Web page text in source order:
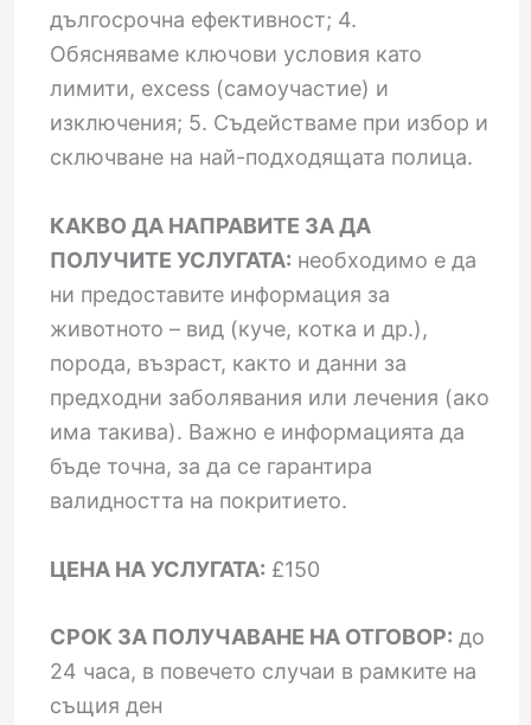
дългосрочна ефективност; 4.
Обясняваме ключови условия като
лимити, excess (самоучастие) и
изключения; 5. Съдействаме при избор и
сключване на най-подходящата полица.
КАКВО ДА НАПРАВИТЕ ЗА ДА
ПОЛУЧИТЕ УСЛУГАТА: необходимо е да
ни предоставите информация за
животното – вид (куче, котка и др.),
порода, възраст, както и данни за
предходни заболявания или лечения (ако
има такива). Важно е информацията да
бъде точна, за да се гарантира
валидността на покритието.
ЦЕНА НА УСЛУГАТА: £150
СРОК ЗА ПОЛУЧАВАНЕ НА ОТГОВОР: до
24 часа, в повечето случаи в рамките на
същия ден